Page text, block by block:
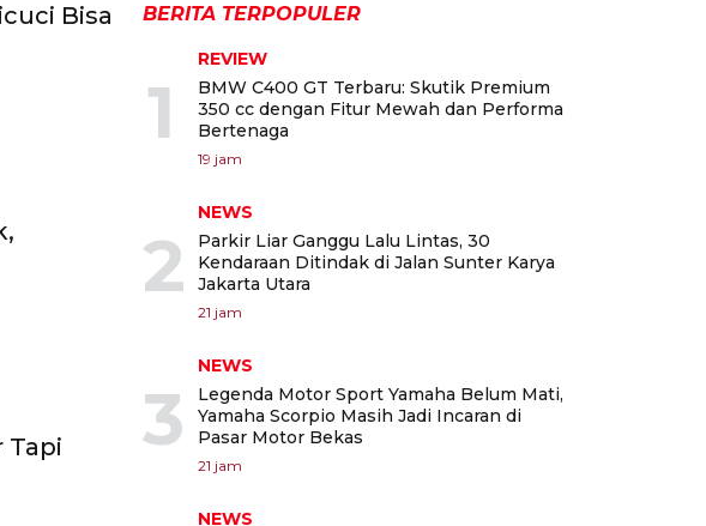
Bisa
Tapi
BERITA TERPOPULER
1
REVIEW
BMW C400 GT Terbaru: Skutik Premium
350 cc dengan Fitur Mewah dan Performa
Bertenaga
19 jam
2
NEWS
Parkir Liar Ganggu Lalu Lintas, 30
Kendaraan Ditindak di Jalan Sunter Karya
Jakarta Utara
21 jam
3
NEWS
Legenda Motor Sport Yamaha Belum Mati,
Yamaha Scorpio Masih Jadi Incaran di
Pasar Motor Bekas
21 jam
NEWS